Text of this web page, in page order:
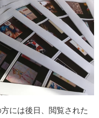
には後日、閲覧された